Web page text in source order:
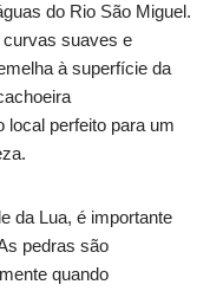
do Rio São Miguel.
suaves e
à superfície da
local perfeito para um
da Lua, é importante
pedras são
quando